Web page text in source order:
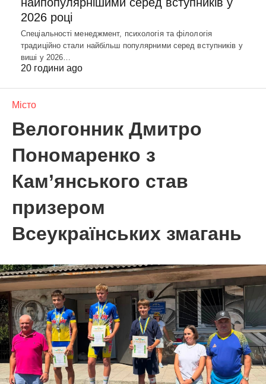
найпопулярнішими серед вступників у
2026 році
Спеціальності менеджмент, психологія та філологія
традиційно стали найбільш популярними серед вступників у
виші у 2026…
20 години ago